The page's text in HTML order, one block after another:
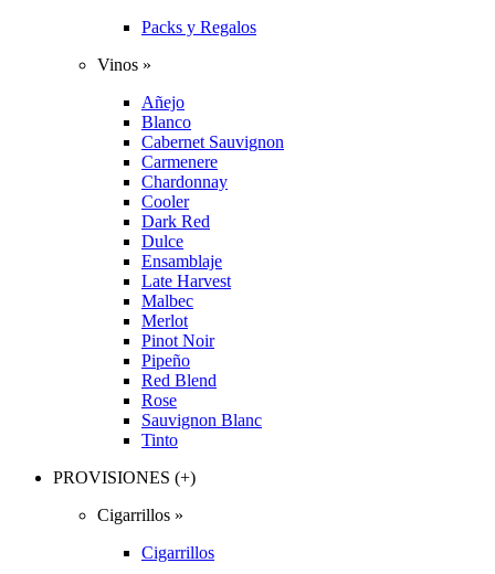
Packs y Regalos
Vinos »
Añejo
Blanco
Cabernet Sauvignon
Carmenere
Chardonnay
Cooler
Dark Red
Dulce
Ensamblaje
Late Harvest
Malbec
Merlot
Pinot Noir
Pipeño
Red Blend
Rose
Sauvignon Blanc
Tinto
PROVISIONES (+)
Cigarrillos »
Cigarrillos